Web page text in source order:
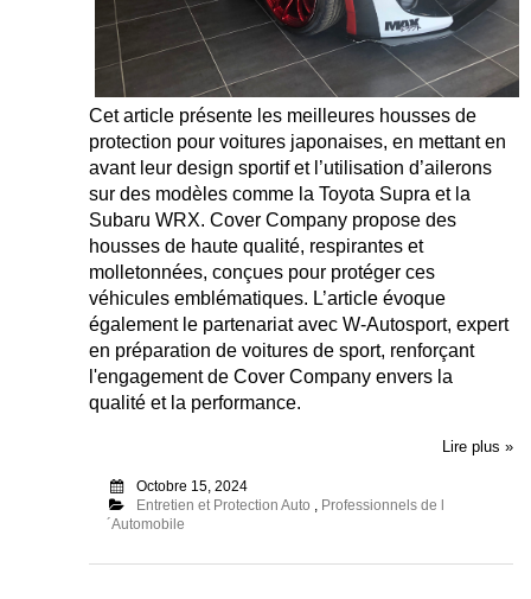
Cet article présente les meilleures housses de
protection pour voitures japonaises, en mettant en
avant leur design sportif et l’utilisation d’ailerons
sur des modèles comme la Toyota Supra et la
Subaru WRX. Cover Company propose des
housses de haute qualité, respirantes et
molletonnées, conçues pour protéger ces
véhicules emblématiques. L’article évoque
également le partenariat avec W-Autosport, expert
en préparation de voitures de sport, renforçant
l'engagement de Cover Company envers la
qualité et la performance.
Lire plus »
Octobre 15, 2024
Entretien et Protection Auto , Professionnels de l
´Automobile